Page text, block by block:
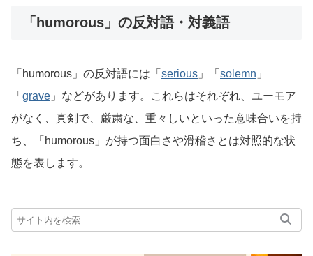
「humorous」の反対語・対義語
「humorous」の反対語には「 serious 」「 solemn 」
「 grave 」などがあります。これらはそれぞれ、ユーモア
がなく、真剣で、厳粛な、重々しいといった意味合いを持
ち、「humorous」が持つ面白さや滑稽さとは対照的な状
態を表します。